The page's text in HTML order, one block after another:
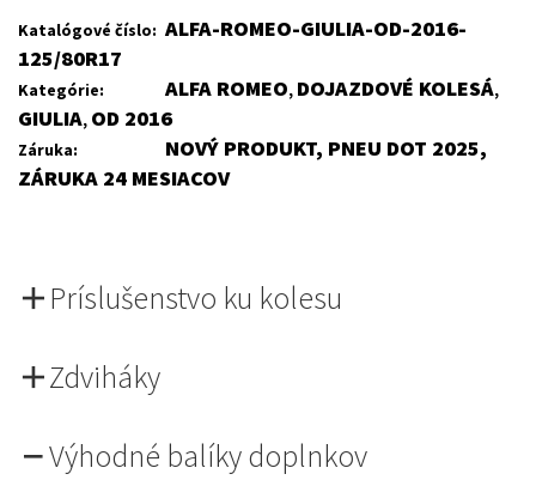
168 €.
143 €.
Katalógové číslo: ALFA-ROMEO-GIULIA-OD-2016-
125/80R17
Kategórie: ALFA ROMEO, DOJAZDOVÉ KOLESÁ,
GIULIA, OD 2016
Záruka:
NOVÝ PRODUKT, PNEU DOT 2025,
ZÁRUKA 24 MESIACOV
Príslušenstvo ku kolesu
Zdviháky
Výhodné balíky doplnkov